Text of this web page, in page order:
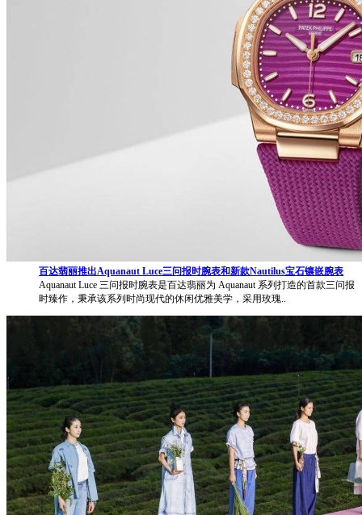
百达翡丽推出Aquanaut Luce三问报时腕表和新款Nautilus宝石镶嵌腕表
Aquanaut Luce 三问报时腕表是百达翡丽为 Aquanaut 系列打造的首款三问报
时臻作，秉承该系列时尚现代的休闲优雅美学，采用玫瑰..